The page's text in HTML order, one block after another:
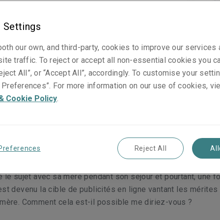
de la protection de la vie privée s'est récemment
pourquoi ses profils de réseaux sociaux lui
marque de dentifrice dont il n'avait jamais parlé ou qu'il
sur Google ?
Robert G. Reeve séjournait chez sa mère depuis une
le sujet avec sa mère pendant son séjour et pourtant, une
devenu la cible de publicités en ligne vantant les mérites
Comment cela est-il possible me diriez-vous ?
Settings
our own, and third-party, cookies to improve our services
traffic. To reject or accept all non-essential cookies you
All”, or “Accept All”, accordingly. To customise your
Preferences”. For more information on our use of cookies,
Cookie Policy.
Reject All